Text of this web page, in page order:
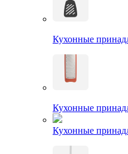
Кухонные
Кухонные
Кухонные